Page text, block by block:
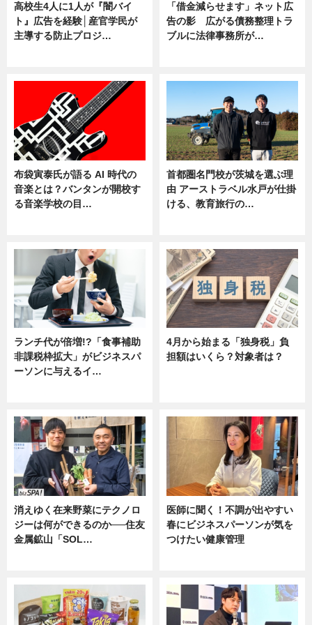
高校生4人に1人が『闇バイ
ト』広告を経験│産官学民が
主導する防止プロジ…
「借金減らせます」ネット広
告の影 広がる債務整理トラ
ブルに法律事務所が…
布袋寅泰氏が語る AI 時代の
音楽とは？バンタンが開校す
る音楽学校の目…
首都圏名門校が茨城を選ぶ理
由 アーストラベル水戸が仕掛
ける、教育旅行の…
ランチ代が倍増!?「食事補助
非課税枠拡大」がビジネスパ
ーソンに与えるイ…
4月から始まる「独身税」負
担額はいくら？対象者は？
消えゆく在来野菜にテクノロ
ジーは何ができるのか──住友
金属鉱山「SOL…
医師に聞く！不調が出やすい
春にビジネスパーソンが気を
つけたい健康管理